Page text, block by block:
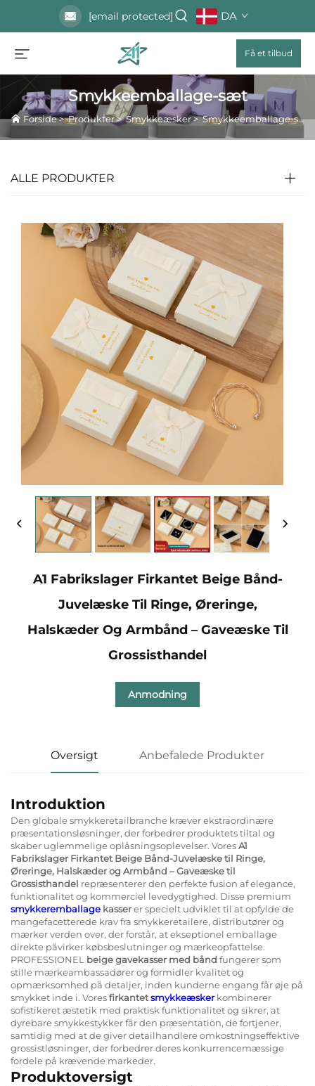
[email protected] DA
Få et tilbud
Smykkeemballage-sæt
Forside>Produkter>Smykkeæsker>Smykkeemballage-sæt
ALLE PRODUKTER
A1 Fabrikslager Firkantet Beige Bånd-
Juvelæske Til Ringe, Øreringe,
Halskæder Og Armbånd – Gaveæske Til
Grossisthandel
Anmodning
Oversigt Anbefalede Produkter
Introduktion
Den globale smykkeretailbranche kræver ekstraordinære
præsentationsløsninger, der forbedrer produktets tiltal og
skaber uglemmelige oplåsningsoplevelser. VoresA1
Fabrikslager Firkantet Beige Bånd-Juvelæske til Ringe,
Øreringe, Halskæder og Armbånd – Gaveæske til
Grossisthandel repræsenterer den perfekte fusion af elegance,
funktionalitet og kommerciel levedygtighed. Disse premium
smykkeremballage kasserer specielt udviklet til at opfylde de
mangefacetterede krav fra smykkeretailere, distributører og
mærker verden over, der forstår, at ekseptionel emballage
direkte påvirker købsbeslutninger og mærkeopfattelse.
PROFESSIONEL beige gavekasser med bånd fungerer som
stille mærkeambassadører og formidler kvalitet og
opmærksomhed på detaljer, inden kunderne engang får øje på
smykket inde i. Voresfirkantetsmykkeæskerkombinerer
sofistikeret æstetik med praktisk funktionalitet og sikrer, at
dyrebare smykkestykker får den præsentation, de fortjener,
samtidig med at de giver detailhandlere omkostningseffektive
grossistløsninger, der forbedrer deres konkurrencemæssige
fordele på krævende markeder.
Produktoversigt